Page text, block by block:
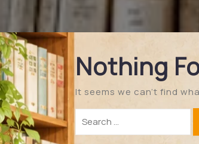
Nothing
It seems we can’t find